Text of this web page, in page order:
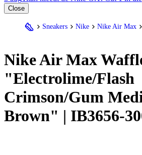
Close
Sneakers Nike Nike Air Max
NikeAir Max
"Electrolime/Flash
Crimson/Gum
Brown" | IB3656-